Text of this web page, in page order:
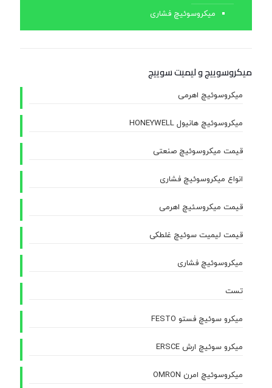
میکروسوئیچ فشاری
میکروسوییچ و لیمیت سوییچ
میکروسوئیچ اهرمی
میکروسوئیچ هانیول HONEYWELL
قیمت میکروسوئیچ صنعتی
انواع میکروسوئیچ فشاری
قیمت میکروسئیچ اهرمی
قیمت لیمیت سوئیچ غلطکی
میکروسوئیچ فشاری
تست
میکرو سوئیچ فستو FESTO
میکرو سوئیچ ارش ERSCE
میکروسوئیچ امرن OMRON